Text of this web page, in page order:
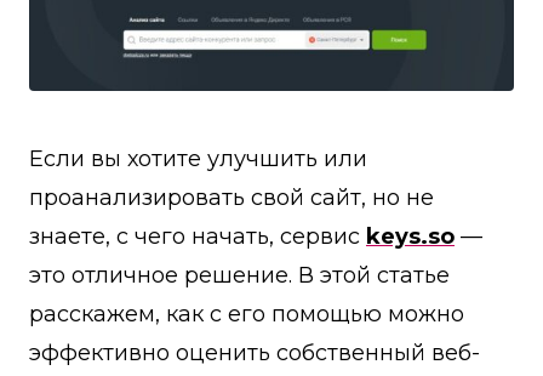
Если вы хотите улучшить или
проанализировать свой сайт, но не
знаете, с чего начать, сервис keys.so —
это отличное решение. В этой статье
расскажем, как с его помощью можно
эффективно оценить собственный веб-